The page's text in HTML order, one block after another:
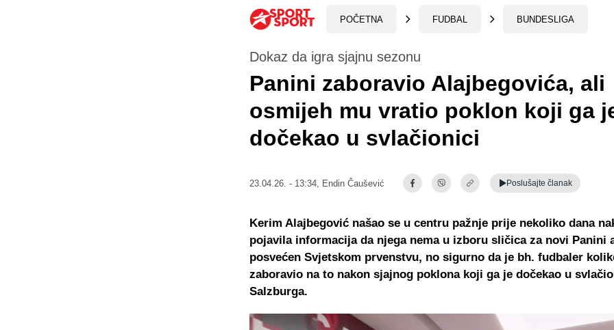
POČETNA FUDBAL BUNDESLIGA
Dokaz da igra sjajnu sezonu
Panini zaboravio Alajbegovića, ali
osmijeh mu vratio poklon koji ga
dočekao u svlačionici
23.04.26. - 13:34, Endin Čaušević Poslušajte članak
Kerim Alajbegović našao se u centru pažnje prije nekoliko dana
pojavila informacija da njega nema u izboru sličica za novi Panini
posvećen Svjetskom prvenstvu, no sigurno da je bh. fudbaler
zaboravio na to nakon sjajnog poklona koji ga je dočekao u
Salzburga.